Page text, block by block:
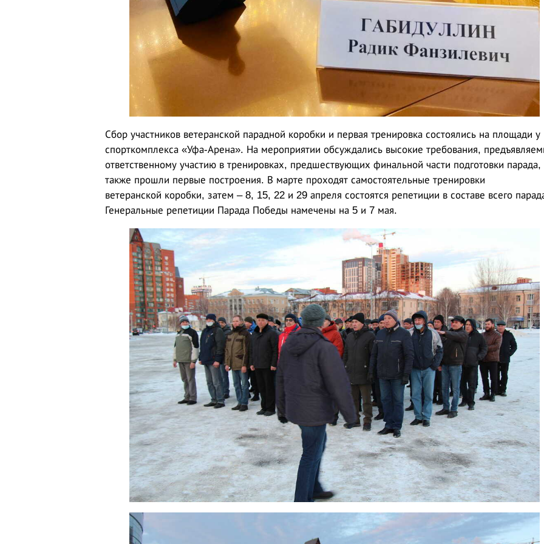
Сбор участников ветеранской парадной коробки и первая тренировка состоялись на площади у
спорткомплекса «Уфа-Арена». На мероприятии обсуждались высокие требования,
ответственному участию в тренировках, предшествующих финальной части подготовки парада,
также прошли первые построения. В марте проходят самостоятельные тренировки
ветеранской коробки, затем – 8, 15, 22 и 29 апреля состоятся репетиции в составе всего
Генеральные репетиции Парада Победы намечены на 5 и 7 мая.